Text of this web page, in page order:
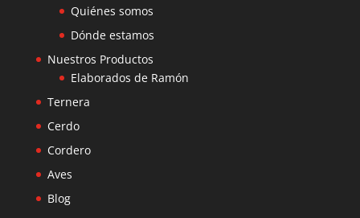
Quiénes somos
Dónde estamos
Nuestros Productos
Elaborados de Ramón
Ternera
Cerdo
Cordero
Aves
Blog